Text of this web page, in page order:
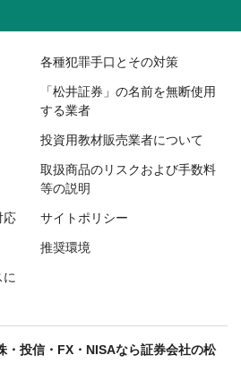
各種犯罪手口とその対策
「松井証券」の名前を無断使用
する業者
投資用教材販売業者について
取扱商品のリスクおよび手数料
等の説明
応 サイトポリシー
推奨環境
に
・投信・FX・NISAなら証券会社の松